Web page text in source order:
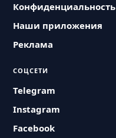
Конфиденциальность
Наши приложения
Реклама
СОЦСЕТИ
Telegram
Instagram
Facebook